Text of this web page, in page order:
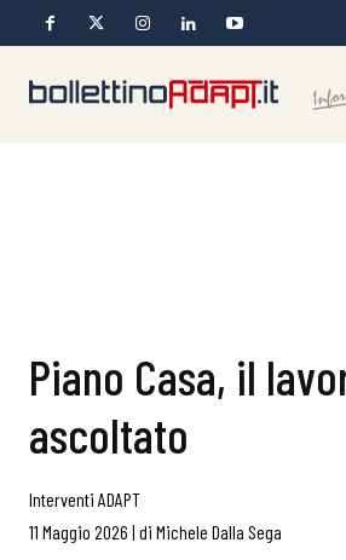
Piano Casa, il
ascoltato
Interventi ADAPT
11 Maggio 2026 | di Michele Dalla Sega